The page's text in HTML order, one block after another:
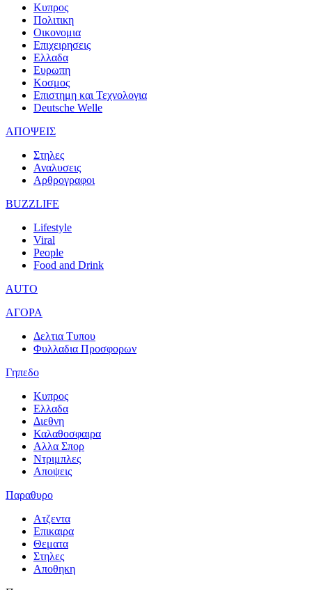
Κυπρος
Πολιτικη
Οικονομια
Επιχειρησεις
Ελλαδα
Ευρωπη
Κοσμος
Επιστημη και Τεχνολογια
Deutsche Welle
ΑΠΟΨΕΙΣ
Στηλες
Αναλυσεις
Αρθρογραφοι
BUZZLIFE
Lifestyle
Viral
People
Food and Drink
AUTO
ΑΓΟΡΑ
Δελτια Τυπου
Φυλλαδια Προσφορων
Γηπεδο
Κυπρος
Ελλαδα
Διεθνη
Καλαθοσφαιρα
Αλλα Σπορ
Ντριμπλες
Αποψεις
Παραθυρο
Ατζεντα
Επικαιρα
Θεματα
Στηλες
Αποθηκη